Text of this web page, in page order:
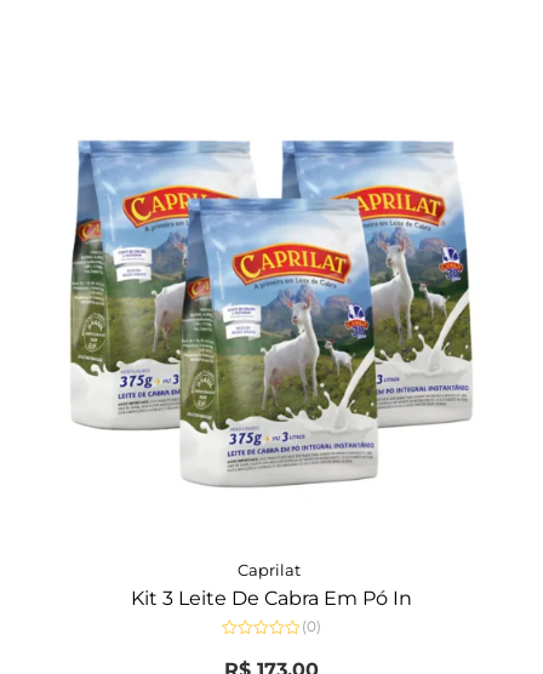
Caprilat
Kit 3 Leite De Cabra Em Pó In
0
(0)